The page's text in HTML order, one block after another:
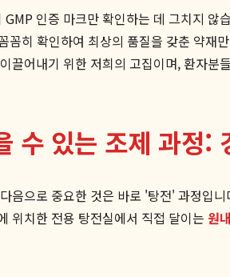
GMP 인증 마크만 확인하는 데 그치지 않
꼼히 확인하여 최상의 품질을 갖춘 약재
끌어내기 위한 저희의 고집이며, 환자분
수 있는 조제 과정:
음으로 중요한 것은 바로 '탕전' 과정입
위치한 전용 탕전실에서 직접 달이는 원